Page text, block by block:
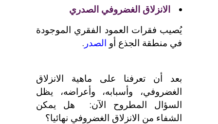
الانزلاق الغضروفي الصدري
يُصيب فقرات العمود الفقري الموجودة
في منطقة الجذع أو الصدر .
بعد أن تعرفنا على ماهية الانزلاق
الغضروفي، وأسبابه، وأعراضه، يظل
السؤال المطروح الآن: هل يمكن
الشفاء من الانزلاق الغضروفي نهائيا؟